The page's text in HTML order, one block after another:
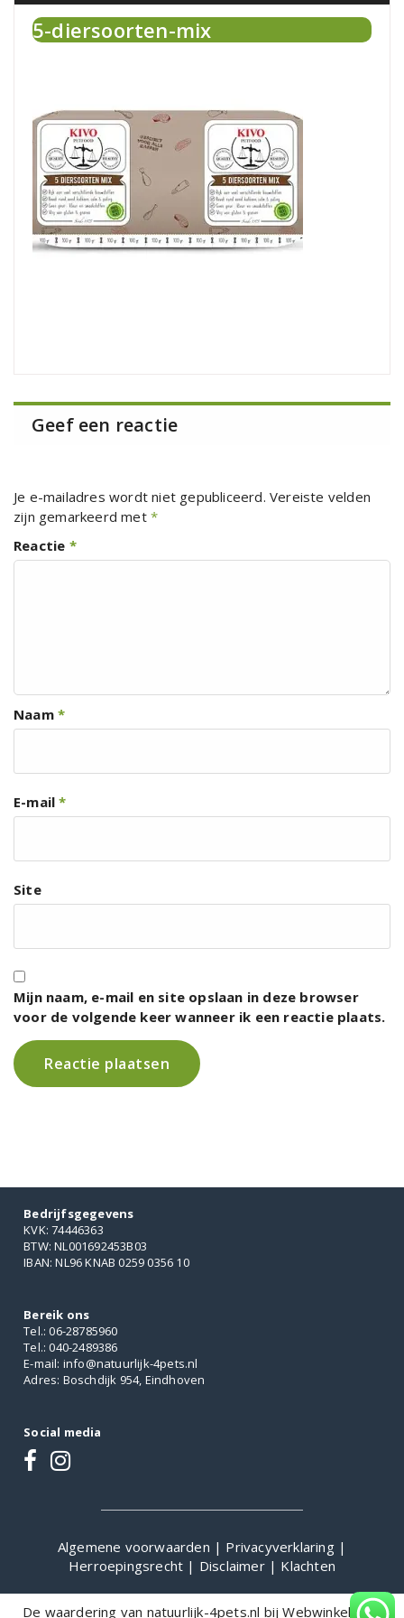
5-diersoorten-mix
Geef een reactie
Je e-mailadres wordt niet gepubliceerd. Vereiste velden
zijn gemarkeerd met *
Reactie *
Naam *
E-mail*
Site
Mijn naam, e-mail en site opslaan in deze browser
voor de volgende keer wanneer ik een reactie plaats.
Bedrijfsgegevens
KVK: 74446363
BTW: NL001692453B03
IBAN: NL96 KNAB 0259 0356 10
Bereik ons
Tel.: 06-28785960
Tel.: 040-2489386
E-mail: info@natuurlijk-4pets.nl
Adres: Boschdijk 954, Eindhoven
Social media
Algemene voorwaarden | Privacyverklaring |
Herroepingsrecht | Disclaimer | Klachten
De waardering van natuurlijk-4pets.nl bijWebwinkelKeur